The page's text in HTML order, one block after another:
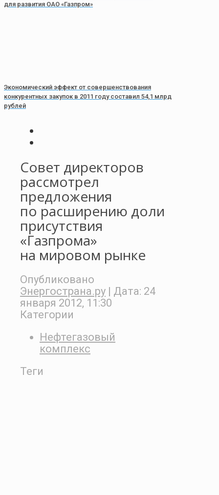
для развития ОАО «Газпром»
Экономический эффект от совершенствования
конкурентных закупок в 2011 году составил 54,1 млрд
рублей
Совет директоров
рассмотрел
предложения
по расширению доли
присутствия
«Газпрома»
на мировом рынке
Опубликовано
Энергострана.ру | Дата: 24
января 2012, 11:30
Категории
Нефтегазовый
комплекс
Теги